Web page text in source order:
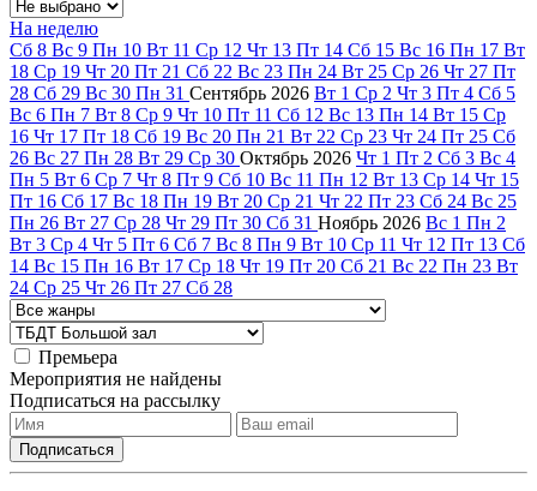
На неделю
Сб 8 Вс 9 Пн 10 Вт 11 Ср 12 Чт 13 Пт 14 Сб 15 Вс 16 Пн 17 Вт
18 Ср 19 Чт 20 Пт 21 Сб 22 Вс 23 Пн 24 Вт 25 Ср 26 Чт 27 Пт
28 Сб 29 Вс 30 Пн 31 Сентябрь 2026 Вт 1 Ср 2 Чт 3 Пт 4 Сб 5
Вс 6 Пн 7 Вт 8 Ср 9 Чт 10 Пт 11 Сб 12 Вс 13 Пн 14 Вт 15 Ср
16 Чт 17 Пт 18 Сб 19 Вс 20 Пн 21 Вт 22 Ср 23 Чт 24 Пт 25 Сб
26 Вс 27 Пн 28 Вт 29 Ср 30 Октябрь 2026 Чт 1 Пт 2 Сб 3 Вс 4
Пн 5 Вт 6 Ср 7 Чт 8 Пт 9 Сб 10 Вс 11 Пн 12 Вт 13 Ср 14 Чт 15
Пт 16 Сб 17 Вс 18 Пн 19 Вт 20 Ср 21 Чт 22 Пт 23 Сб 24 Вс 25
Пн 26 Вт 27 Ср 28 Чт 29 Пт 30 Сб 31 Ноябрь 2026 Вс 1 Пн 2
Вт 3 Ср 4 Чт 5 Пт 6 Сб 7 Вс 8 Пн 9 Вт 10 Ср 11 Чт 12 Пт 13 Сб
14 Вс 15 Пн 16 Вт 17 Ср 18 Чт 19 Пт 20 Сб 21 Вс 22 Пн 23 Вт
24 Ср 25 Чт 26 Пт 27 Сб 28
Премьера
Мероприятия не найдены
Подписаться на рассылку